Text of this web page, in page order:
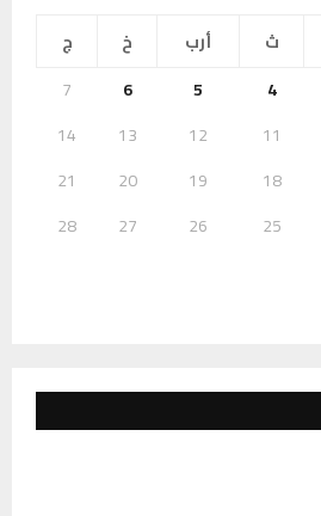
ث أرب خ
ج
4
5
6
7
11
12
13
14
18
19
20
21
25
26
27
28